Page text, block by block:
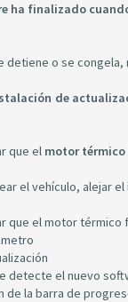
ha finalizado
detiene o se
de
que el motor térmico
el vehículo, alejar
que el motor
detecte el nuevo
de la barra de